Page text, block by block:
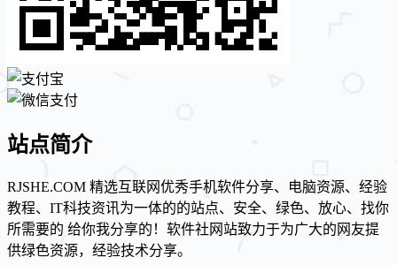
站点简介
RJSHE.COM 精选互联网优秀手机软件分享、电脑资源、经验
教程、IT科技资讯为一体的的站点、安全、绿色、放心、找你
所需要的 给你我分享的！软件社网站致力于为广大的网友提
供绿色资源，经验技术分享。